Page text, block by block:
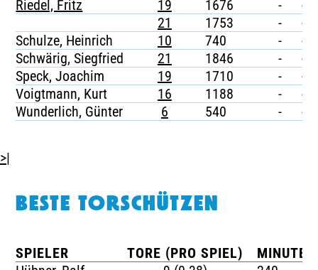
Riedel, Fritz
19 1676 -
-
21
1753 -
-
Schulze, Heinrich
10 740 -
-
Schwärig, Siegfried
21 1846 -
-
Speck, Joachim
19 1710 -
-
Voigtmann, Kurt
16 1188 -
-
Wunderlich, Günter
6 540 - -
>|
BESTE TORSCHÜTZEN
SPIELER TORE (PRO SPIEL)